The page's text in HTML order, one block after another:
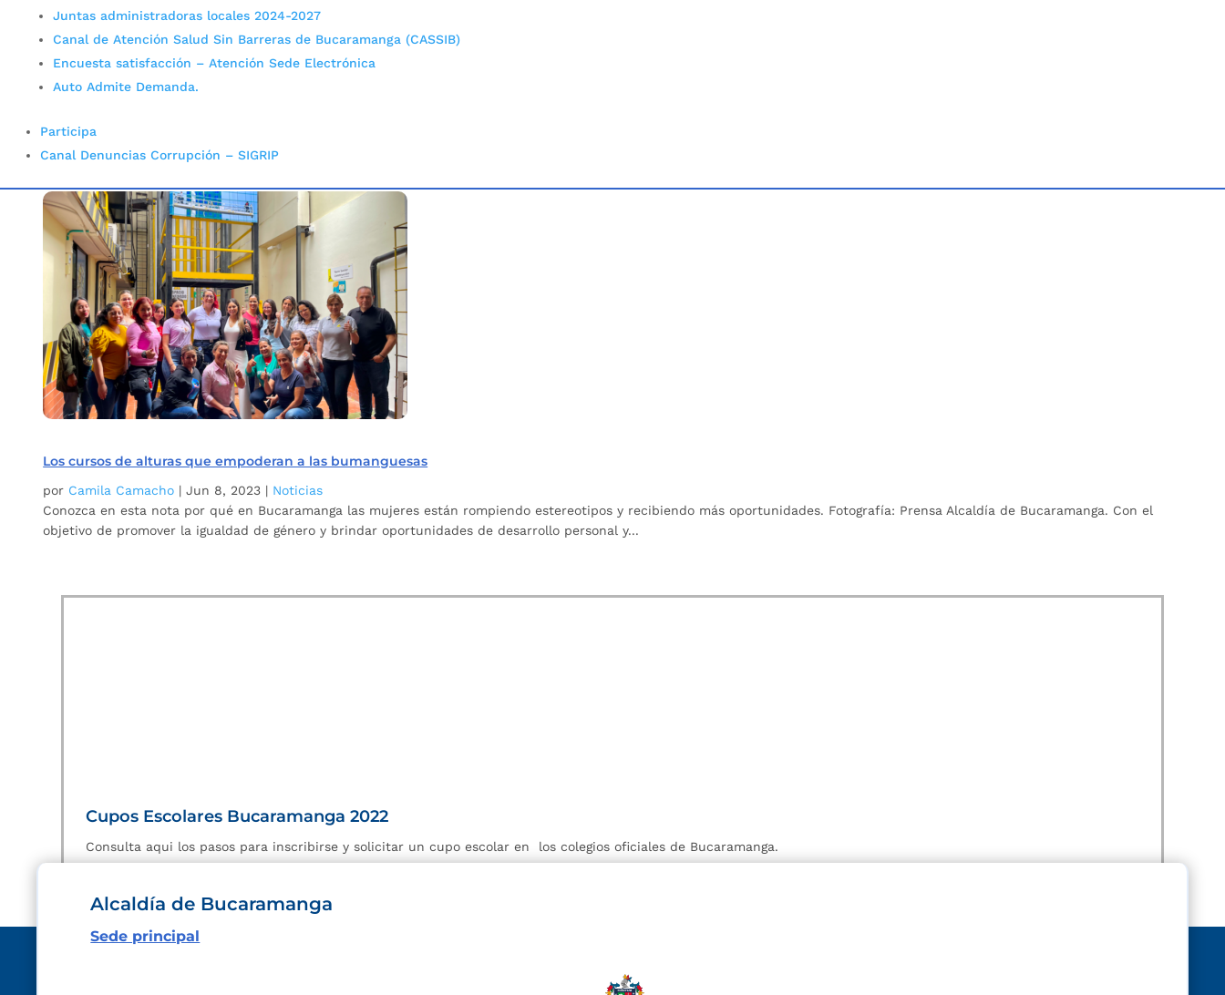
Juntas administradoras locales 2024-2027
Canal de Atención Salud Sin Barreras de Bucaramanga (CASSIB)
Encuesta satisfacción – Atención Sede Electrónica
Auto Admite Demanda.
Participa
Canal Denuncias Corrupción – SIGRIP
Inicio 5 Etiqueta: cursos de alturas Bucaramanga
Los cursos de alturas que empoderan a las bumanguesas
por Camila Camacho |Jun 8, 2023 | Noticias
Conozca en esta nota por qué en Bucaramanga las mujeres están rompiendo estereotipos y recibiendo más oportunidades. Fotografía: Prensa Alcaldía de Bucaramanga. Con el
objetivo de promover la igualdad de género y brindar oportunidades de desarrollo personal y...
Cupos Escolares Bucaramanga 2022
Consulta aqui los pasos para inscribirse y solicitar un cupo escolar en los colegios oficiales de Bucaramanga.
Alcaldía de Bucaramanga
Sede principal